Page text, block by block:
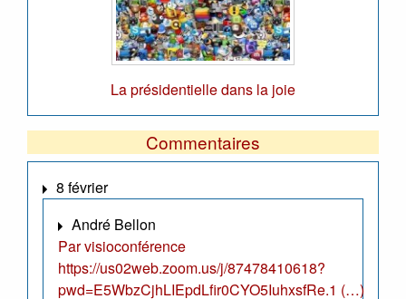
La présidentielle dans la joie
Commentaires
8 février
André Bellon
Par visioconférence
https://us02web.zoom.us/j/87478410618?
pwd=E5WbzCjhLIEpdLfir0CYO5IuhxsfRe.1 (…)